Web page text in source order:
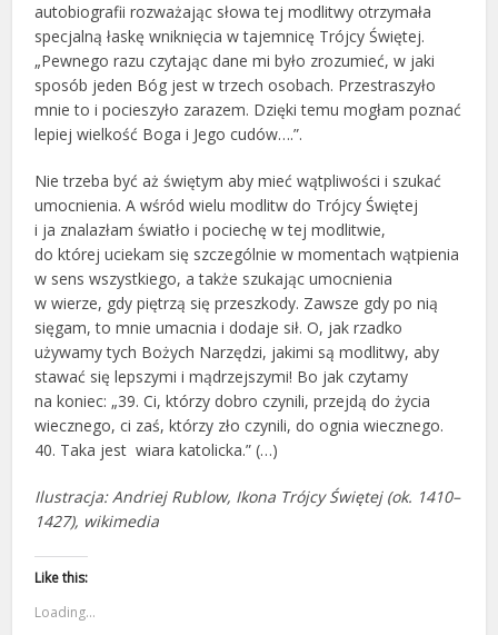
autobiografii rozważając słowa tej modlitwy otrzymała
specjalną łaskę wniknięcia w tajemnicę Trójcy Świętej.
„Pewnego razu czytając dane mi było zrozumieć, w jaki
sposób jeden Bóg jest w trzech osobach. Przestraszyło
mnie to i pocieszyło zarazem. Dzięki temu mogłam poznać
lepiej wielkość Boga i Jego cudów….”.
Nie trzeba być aż świętym aby mieć wątpliwości i szukać
umocnienia. A wśród wielu modlitw do Trójcy Świętej
i ja znalazłam światło i pociechę w tej modlitwie,
do której uciekam się szczególnie w momentach wątpienia
w sens wszystkiego, a także szukając umocnienia
w wierze, gdy piętrzą się przeszkody. Zawsze gdy po nią
sięgam, to mnie umacnia i dodaje sił. O, jak rzadko
używamy tych Bożych Narzędzi, jakimi są modlitwy, aby
stawać się lepszymi i mądrzejszymi! Bo jak czytamy
na koniec: „39. Ci, którzy dobro czynili, przejdą do życia
wiecznego, ci zaś, którzy zło czynili, do ognia wiecznego.
40. Taka jest wiara katolicka.” (…)
Ilustracja: Andriej Rublow, Ikona Trójcy Świętej (ok. 1410–
1427), wikimedia
Like this:
Loading...